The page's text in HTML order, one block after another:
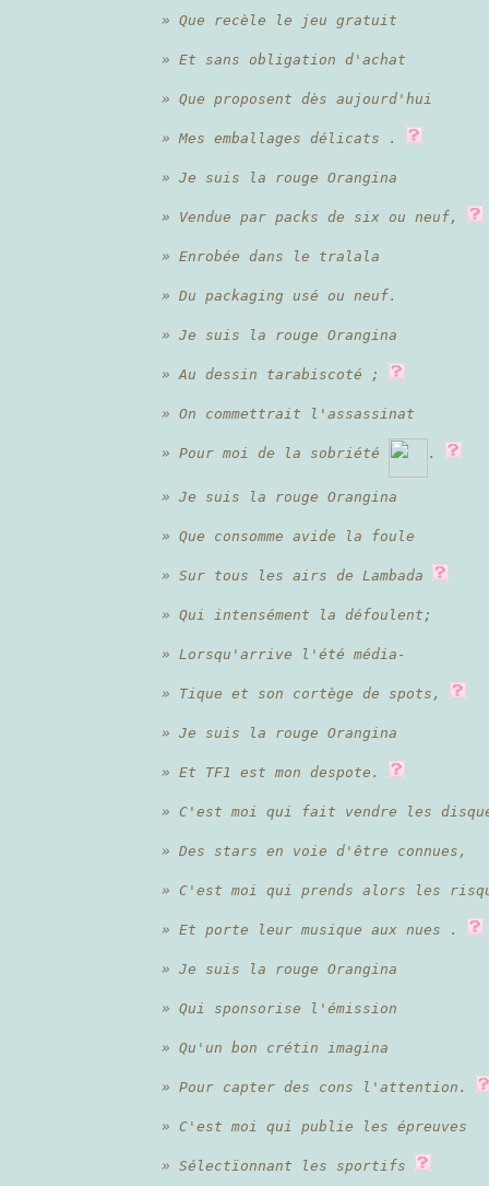
» Que recèle le jeu gratuit
» Et sans obligation d'achat
» Que proposent dès aujourd'hui
» Mes emballages délicats .
» Je suis la rouge Orangina
» Vendue par packs de six ou neuf,
» Enrobée dans le tralala
» Du packaging usé ou neuf.
» Je suis la rouge Orangina
» Au dessin tarabiscoté ;
» On commettrait l'assassinat
» Pour moi de la sobriété .
» Je suis la rouge Orangina
» Que consomme avide la foule
» Sur tous les airs de Lambada
» Qui intensément la défoulent;
» Lorsqu'arrive l'été média-
» Tique et son cortège de spots,
» Je suis la rouge Orangina
» Et TF1 est mon despote.
» C'est moi qui fait vendre les
» Des stars en voie d'être connues,
» C'est moi qui prends alors les
» Et porte leur musique aux nues .
» Je suis la rouge Orangina
» Qui sponsorise l'émission
» Qu'un bon crétin imagina
» Pour capter des cons l'attention.
» C'est moi qui publie les épreuves
» Sélectïonnant les sportifs